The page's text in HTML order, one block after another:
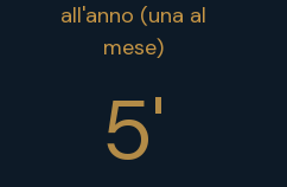
all'anno (una al
mese)
5'